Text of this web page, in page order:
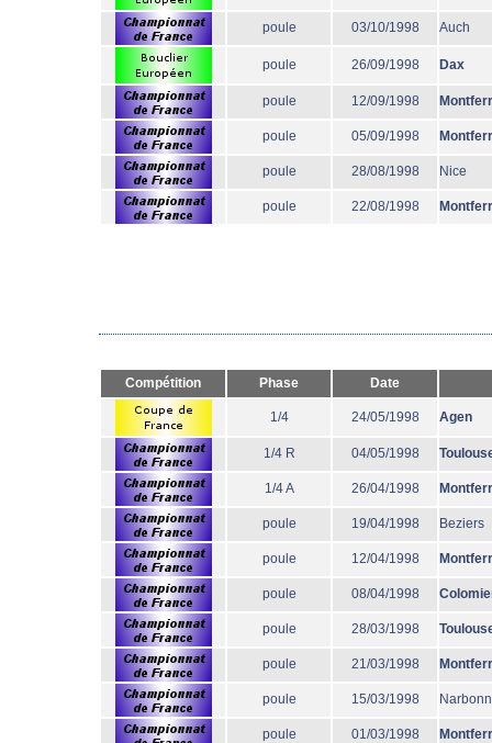
poule 03/10/1998 Auch
poule 26/09/1998 Dax
poule 12/09/1998
poule 05/09/1998
poule 28/08/1998 Nice
poule 22/08/1998
Compétition Phase Date
1/4 24/05/1998 Agen
1/4 R 04/05/1998
1/4 A 26/04/1998
poule 19/04/1998 Beziers
poule 12/04/1998
poule 08/04/1998
poule 28/03/1998
poule 21/03/1998
poule 15/03/1998
poule 01/03/1998